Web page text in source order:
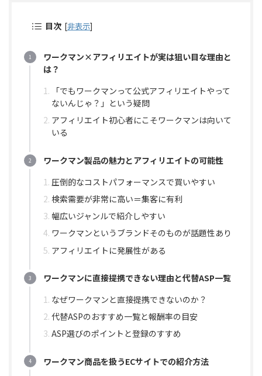
目次 [非表示]
ワークマン×アフィリエイトが実は狙い目な理由と
は？
「でもワークマンって公式アフィリエイトやって
ないんじゃ？」という疑問
アフィリエイト初心者にこそワークマンは向いて
いる
ワークマン製品の魅力とアフィリエイトの可能性
圧倒的なコストパフォーマンスで買いやすい
検索需要が非常に高い＝集客に有利
幅広いジャンルで紹介しやすい
ワークマンというブランドそのものが話題性あり
アフィリエイトに発展性がある
ワークマンに直接提携できない理由と代替ASP一覧
なぜワークマンと直接提携できないのか？
代替ASPのおすすめ一覧と報酬率の目安
ASP選びのポイントと登録のすすめ
ワークマン商品を扱うECサイトでの紹介方法